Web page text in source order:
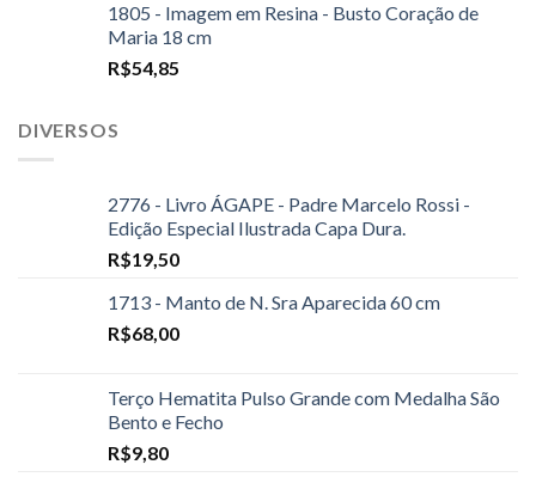
1805 - Imagem em Resina - Busto Coração de
Maria 18 cm
R$54,85
DIVERSOS
2776 - Livro ÁGAPE - Padre Marcelo Rossi -
Edição Especial Ilustrada Capa Dura.
R$19,50
1713 - Manto de N. Sra Aparecida 60 cm
R$68,00
Terço Hematita Pulso Grande com Medalha São
Bento e Fecho
R$9,80